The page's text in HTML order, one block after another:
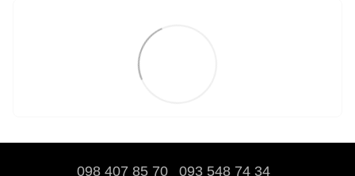
098 407 85 70 093 548 74 34